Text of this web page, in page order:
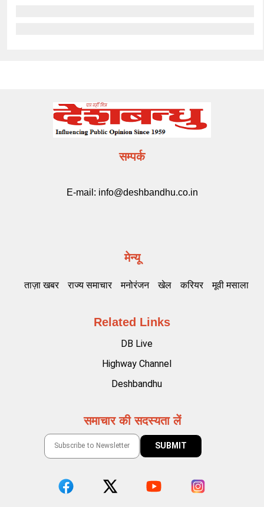
सम्पर्क
E-mail: info@deshbandhu.co.in
मेन्यू
ताज़ा खबर राज्य समाचार मनोरंजन खेल करियर मूवी मसाला
Related Links
DB Live
Highway Channel
Deshbandhu
समाचार की सदस्यता लें